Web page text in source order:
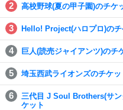
高校野球(夏の甲子園)のチケ
Hello! Project(ハロプロ)のチ
巨人(読売ジャイアンツ)のチ
埼玉西武ライオンズのチケッ
三代目 J Soul Brothers(サン
ケット